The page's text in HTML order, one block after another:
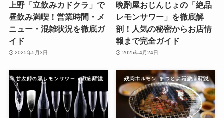
上野「立飲みカドクラ」で
昼飲み満喫！営業時間・メ
ニュー・混雑状況を徹底ガ
イド
2025年5月3日
晩酌屋おじんじょの「絶品
レモンサワー」を徹底解
剖！人気の秘密からお店情
報まで完全ガイド
2025年4月24日